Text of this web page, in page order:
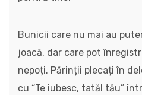
Bunicii care nu mai au
joacă, dar care pot
nepoți. Părinții plecați în
cu “Te iubesc, tatăl tău”